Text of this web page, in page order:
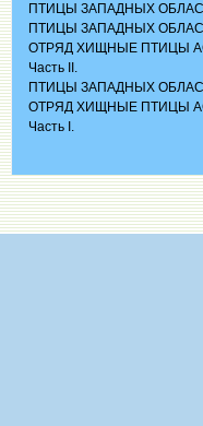
ПТИЦЫ ЗАПАДНЫХ
ПТИЦЫ ЗАПАДНЫХ
ОТРЯД ХИЩНЫЕ ПТИЦЫ
Часть II.
ПТИЦЫ ЗАПАДНЫХ
ОТРЯД ХИЩНЫЕ ПТИЦЫ
Часть I.